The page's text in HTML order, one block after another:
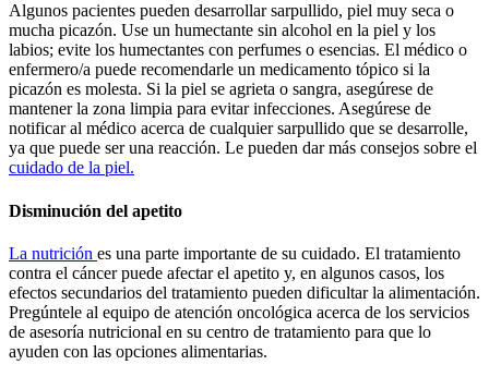
Algunos pacientes pueden desarrollar sarpullido, piel muy seca o
mucha picazón. Use un humectante sin alcohol en la piel y los
labios; evite los humectantes con perfumes o esencias. El médico o
enfermero/a puede recomendarle un medicamento tópico si la
picazón es molesta. Si la piel se agrieta o sangra, asegúrese de
mantener la zona limpia para evitar infecciones. Asegúrese de
notificar al médico acerca de cualquier sarpullido que se desarrolle,
ya que puede ser una reacción. Le pueden dar más consejos sobre el
cuidado de la piel.
Disminución del apetito
La nutrición es una parte importante de su cuidado. El tratamiento
contra el cáncer puede afectar el apetito y, en algunos casos, los
efectos secundarios del tratamiento pueden dificultar la alimentación.
Pregúntele al equipo de atención oncológica acerca de los servicios
de asesoría nutricional en su centro de tratamiento para que lo
ayuden con las opciones alimentarias.